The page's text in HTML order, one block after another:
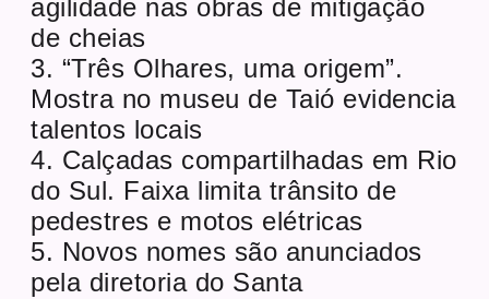
agilidade nas obras de mitigação
de cheias
3. “Três Olhares, uma origem”.
Mostra no museu de Taió evidencia
talentos locais
4. Calçadas compartilhadas em Rio
do Sul. Faixa limita trânsito de
pedestres e motos elétricas
5. Novos nomes são anunciados
pela diretoria do Santa